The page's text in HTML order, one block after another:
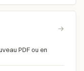
→
PDF ou en